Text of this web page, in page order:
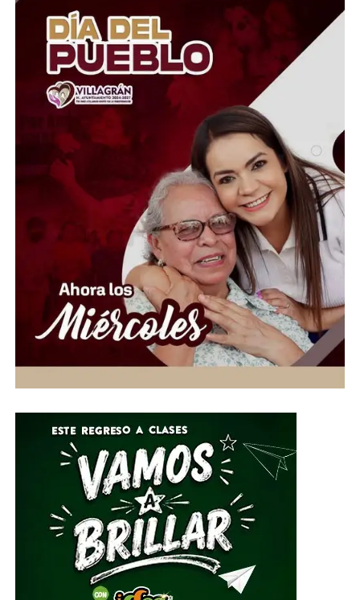
Habitantes hacen un llamado urgente a las autoridades
correspondientes y a la empresa responsable de la
infraestructura para que inspeccionen y corrijan la
instalación antes de que ocurra un incidente. La
prevención debería ser una prioridad, especialmente en
espacios públicos donde diariamente circulan familias,
adultos mayores y turistas. La pregunta sigue siendo la
misma: ¿esperarán a que ocurra una desgracia para
actuar?